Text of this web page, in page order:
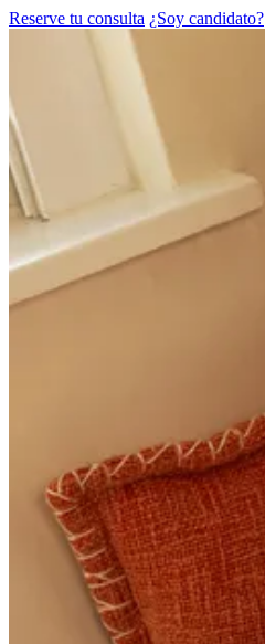
Reserve tu consulta ¿Soy candidato?